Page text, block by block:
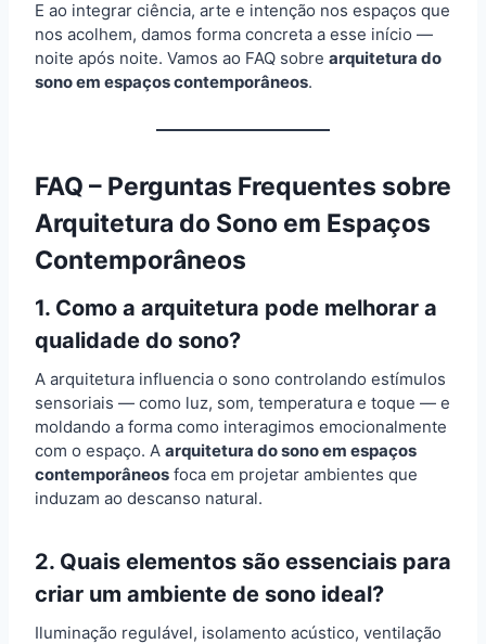
E ao integrar ciência, arte e intenção nos espaços que
nos acolhem, damos forma concreta a esse início —
noite após noite. Vamos ao FAQ sobre arquitetura do
sono em espaços contemporâneos.
FAQ – Perguntas Frequentes sobre
Arquitetura do Sono em Espaços
Contemporâneos
1. Como a arquitetura pode melhorar a
qualidade do sono?
A arquitetura influencia o sono controlando estímulos
sensoriais — como luz, som, temperatura e toque — e
moldando a forma como interagimos emocionalmente
com o espaço. A arquitetura do sono em espaços
contemporâneos foca em projetar ambientes que
induzam ao descanso natural.
2. Quais elementos são essenciais para
criar um ambiente de sono ideal?
Iluminação regulável, isolamento acústico, ventilação